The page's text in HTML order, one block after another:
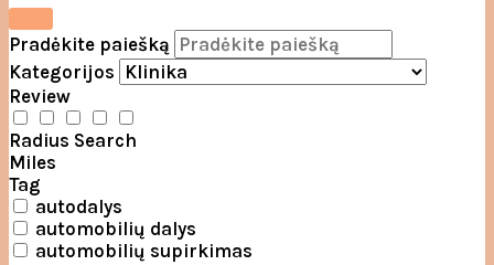
Pradėkite paiešką
Kategorijos
Review
Radius Search
Miles
Tag
autodalys
automobilių dalys
automobilių supirkimas